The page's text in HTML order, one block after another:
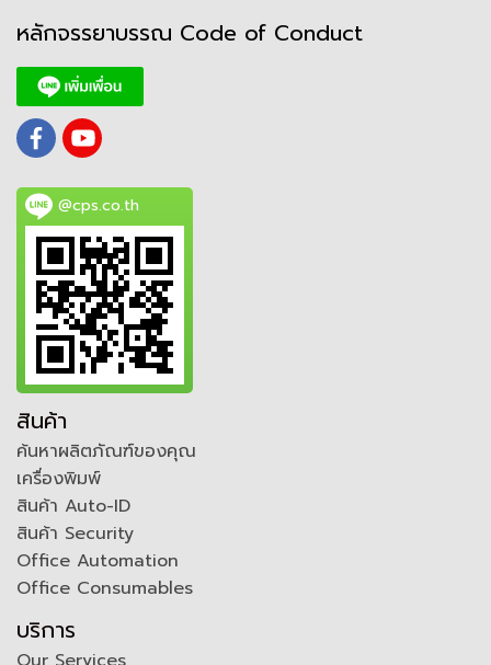
หลักจรรยาบรรณ Code of Conduct
@cps.co.th
สินค้า
ค้นหาผลิตภัณฑ์ของคุณ
เครื่องพิมพ์
สินค้า Auto-ID
สินค้า Security
Office Automation
Office Consumables
บริการ